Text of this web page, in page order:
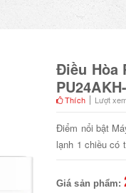
Điều Hòa
Thích Lượt
Điểm nổi bật
lạnh 1 chiều có
Giá sản phẩm: